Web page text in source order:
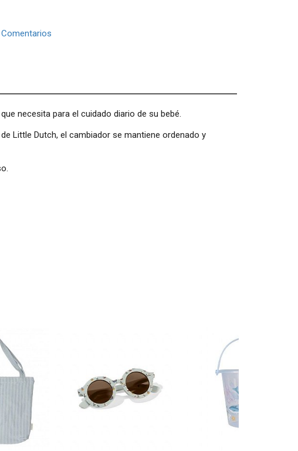
Comentarios
necesita para el cuidado diario de su bebé.
Little Dutch, el cambiador se mantiene ordenado y